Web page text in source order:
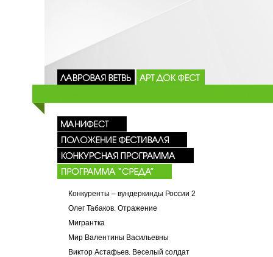
Конкуренты – вундеркинды России 2
Олег Табаков. Отражение
Мигрантка
Мир Валентины Васильевны
Виктор Астафьев. Веселый солдат